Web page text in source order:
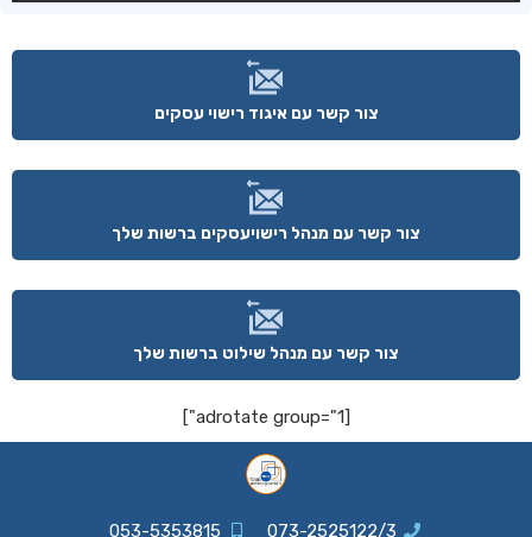
צור קשר עם איגוד רישוי עסקים
צור קשר עם מנהל רישויעסקים ברשות שלך
צור קשר עם מנהל שילוט ברשות שלך
[adrotate group="1"]
073-2525122/3
053-5353815